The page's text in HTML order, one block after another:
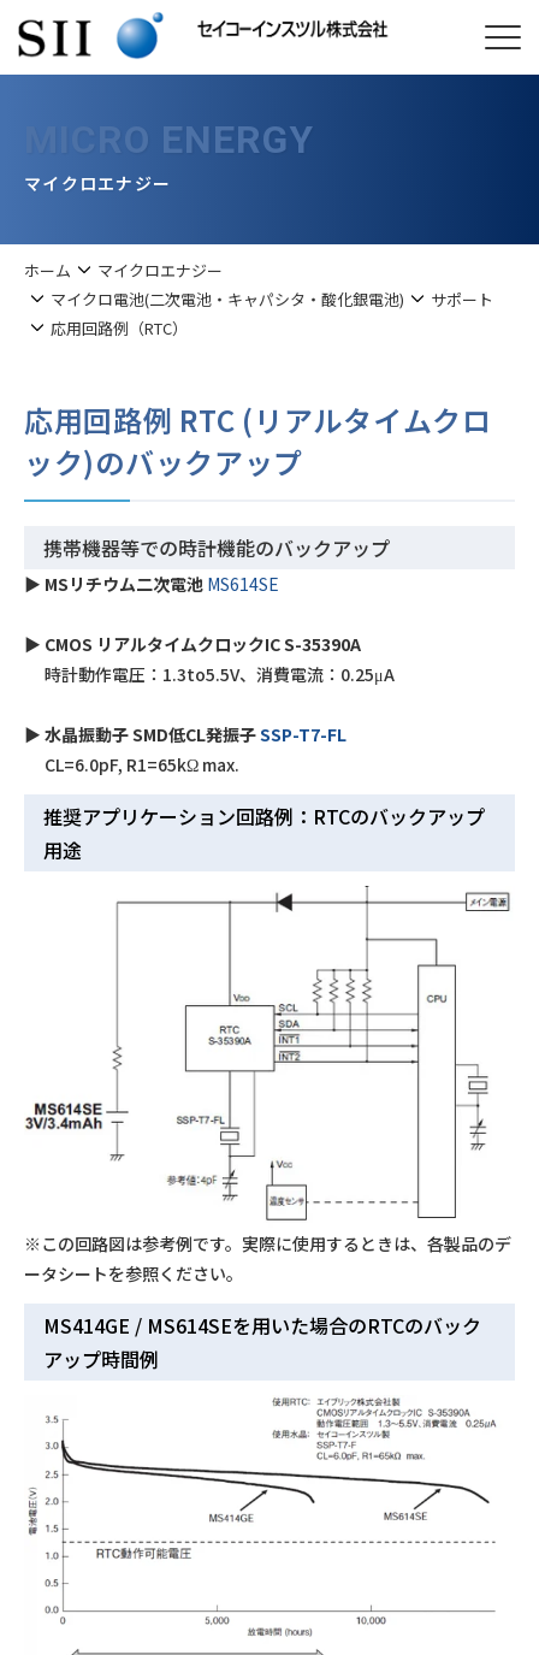
MICRO ENERGY
マイクロエナジー
ホーム
マイクロエナジー
マイクロ電池(二次電池・キャパシタ・酸化銀電池)
サポート
応用回路例（RTC）
応用回路例 RTC (リアルタイムクロ
ック)のバックアップ
携帯機器等での時計機能のバックアップ
▶︎ MSリチウム二次電池 MS614SE
▶︎ CMOS リアルタイムクロックICS-35390A
時計動作電圧：1.3to5.5V、消費電流：0.25μA
▶︎ 水晶振動子 SMD低CL発振子SSP-T7-FL
CL=6.0pF, R1=65kΩ max.
推奨アプリケーション回路例：RTCのバックアップ
用途
※この回路図は参考例です。実際に使用するときは、各製品のデ
ータシートを参照ください。
MS414GE / MS614SEを用いた場合のRTCのバック
アップ時間例